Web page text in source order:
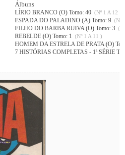
Álbuns
LÍRIO BRANCO (O) Tomo: 40 (Nº 1 A 12 )
ESPADA DO PALADINO (A) Tomo: 9 (Nº
FILHO DO BARBA RUIVA (O) Tomo: 3
REBELDE (O) Tomo: 1 (Nº 1 A 11 )
HOMEM DA ESTRELA DE PRATA (O)
7 HISTÓRIAS COMPLETAS - 1ª SÉRIE